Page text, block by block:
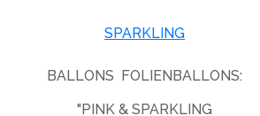
SPARKLING
BALLONS FOLIENBALLONS:
"PINK & SPARKLING